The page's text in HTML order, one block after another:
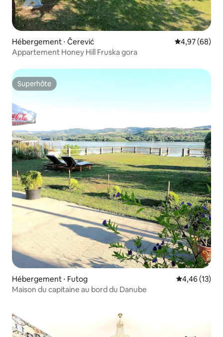
Hébergement ⋅ Čerević Évaluation
4,97 (68)
Appartement Honey Hill Fruska gora
Superhôte
Superhôte
Hébergement ⋅ Futog Évaluation
4,46 (13)
Maison du capitaine au bord du Danube